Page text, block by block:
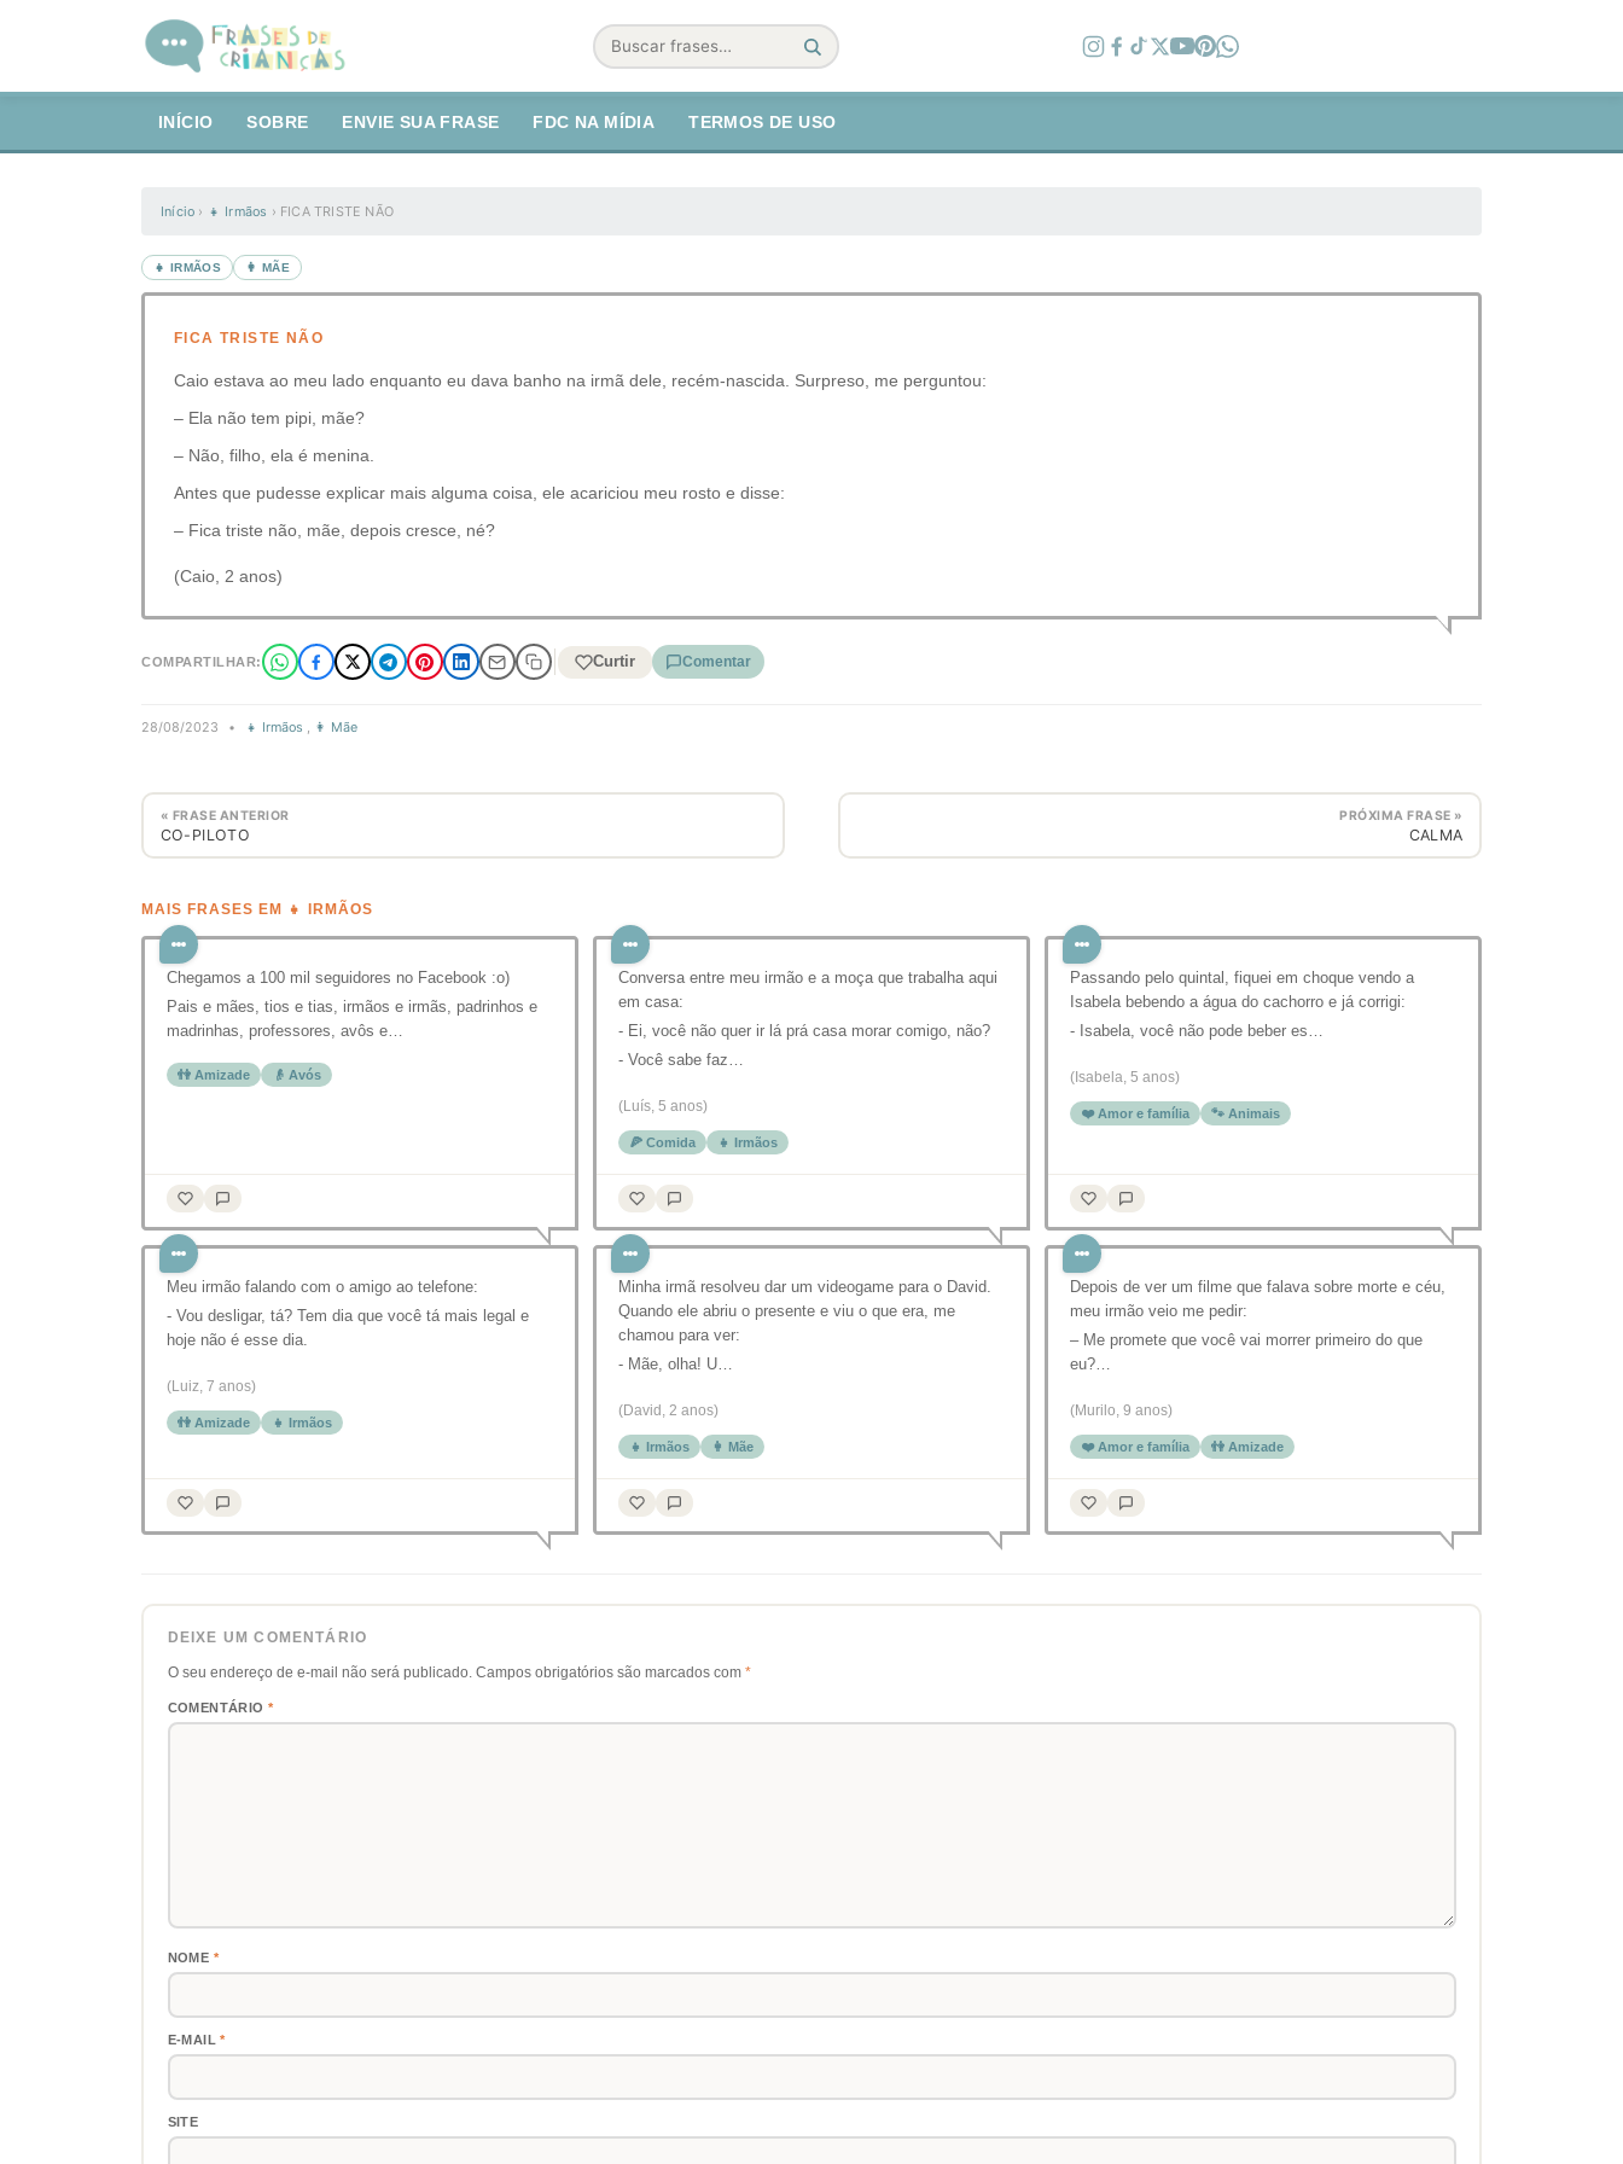
Buscar
INÍCIO SOBRE ENVIE SUA FRASE FDC NA MÍDIA TERMOS DE USO
Início › 👧 Irmãos › FICA TRISTE NÃO
👧 IRMÃOS 👩 MÃE
FICA TRISTE NÃO
Caio estava ao meu lado enquanto eu dava banho na irmã dele, recém-nascida. Surpreso, me perguntou:
– Ela não tem pipi, mãe?
– Não, filho, ela é menina.
Antes que pudesse explicar mais alguma coisa, ele acariciou meu rosto e disse:
– Fica triste não, mãe, depois cresce, né?
(Caio, 2 anos)
COMPARTILHAR: Curtir Comentar
28/08/2023 • 👧 Irmãos , 👩 Mãe
« FRASE ANTERIOR
CO-PILOTO
PRÓXIMA FRASE »
CALMA
MAIS FRASES EM 👧 IRMÃOS
Chegamos a 100 mil seguidores no Facebook :o)
Pais e mães, tios e tias, irmãos e irmãs, padrinhos e
madrinhas, professores, avôs e…
👫 Amizade 👴 Avós
Conversa entre meu irmão e a moça que trabalha aqui
em casa:
- Ei, você não quer ir lá prá casa morar comigo, não?
- Você sabe faz…
(Luís, 5 anos)
🍕 Comida 👧 Irmãos
Passando pelo quintal, fiquei em choque vendo a
Isabela bebendo a água do cachorro e já corrigi:
- Isabela, você não pode beber es…
(Isabela, 5 anos)
❤️ Amor e família 🐾 Animais
Meu irmão falando com o amigo ao telefone:
- Vou desligar, tá? Tem dia que você tá mais legal e
hoje não é esse dia.
(Luiz, 7 anos)
👫 Amizade 👧 Irmãos
Minha irmã resolveu dar um videogame para o David.
Quando ele abriu o presente e viu o que era, me
chamou para ver:
- Mãe, olha! U…
(David, 2 anos)
👧 Irmãos 👩 Mãe
Depois de ver um filme que falava sobre morte e céu,
meu irmão veio me pedir:
– Me promete que você vai morrer primeiro do que
eu?…
(Murilo, 9 anos)
❤️ Amor e família 👫 Amizade
DEIXE UM COMENTÁRIO
O seu endereço de e-mail não será publicado. Campos obrigatórios são marcados com *
COMENTÁRIO *
NOME *
E-MAIL*
SITE